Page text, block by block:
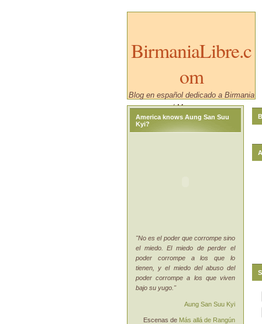
BirmaniaLibre.c
om
Blog en español dedicado a Birmania
/ Myanmar.
America knows Aung San Suu
Kyi?
"No es el poder que corrompe sino
el miedo. El miedo de perder el
poder corrompe a los que lo
tienen, y el miedo del abuso del
poder corrompe a los que viven
bajo su yugo."
Aung San Suu Kyi
Escenas de Más allá de Rangún